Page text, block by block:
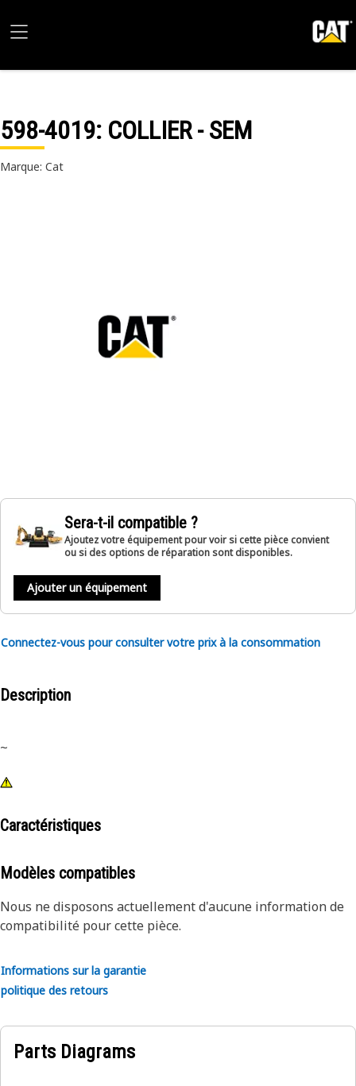
598-4019: COLLIER - SEM
Marque: Cat
Sera-t-il compatible ?
Ajoutez votre équipement pour voir si cette pièce convient
ou si des options de réparation sont disponibles.
Ajouter un équipement
Connectez-vous pour consulter votre prix à la consommation
Description
~
Caractéristiques
Modèles compatibles
Nous ne disposons actuellement d'aucune information de
compatibilité pour cette pièce.
Informations sur la garantie
politique des retours
Parts Diagrams